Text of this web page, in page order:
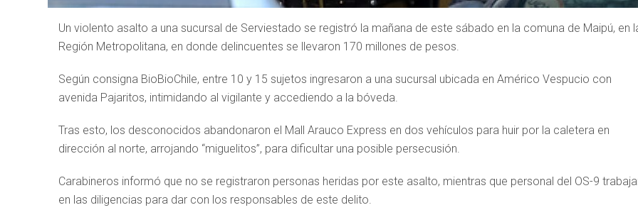
Un violento asalto a una sucursal de Serviestado se registró la mañana de este sábado en la comuna de Maipú, en
Región Metropolitana, en donde delincuentes se llevaron 170 millones de pesos.
Según consigna BioBioChile, entre 10 y 15 sujetos ingresaron a una sucursal ubicada en Américo Vespucio con
avenida Pajaritos, intimidando al vigilante y accediendo a la bóveda.
Tras esto, los desconocidos abandonaron el Mall Arauco Express en dos vehículos para huir por la caletera en
dirección al norte, arrojando “miguelitos”, para dificultar una posible persecusión.
Carabineros informó que no se registraron personas heridas por este asalto, mientras que personal del OS-9
en las diligencias para dar con los responsables de este delito.